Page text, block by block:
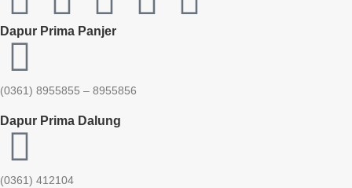
Dapur Prima Panjer
(0361) 8955855 – 8955856​
Dapur Prima Dalung
(0361) 412104